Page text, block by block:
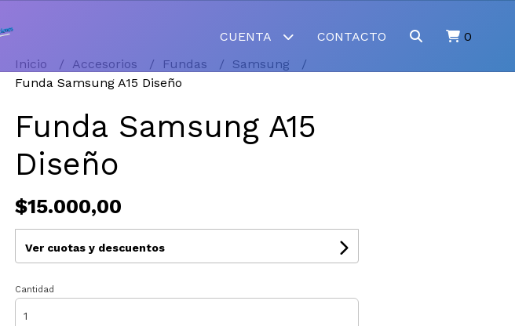
CUENTA CONTACTO 0
Inicio Accesorios Fundas
Samsung
Funda Samsung A15 Diseño
Funda Samsung A15
Diseño
$15.000,00
Ver cuotas y descuentos
Cantidad